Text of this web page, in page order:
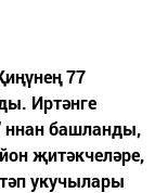
77
Иртәнге
ннан башланды,
җитәкчеләре,
укучылары